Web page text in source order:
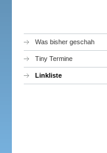
Was bisher geschah
Tiny Termine
Linkliste